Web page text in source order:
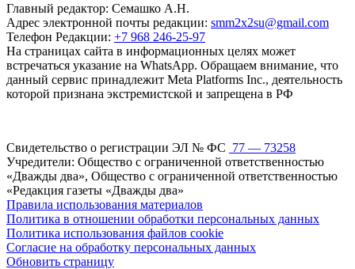
Главный редактор: Семашко А.Н.
Адрес электронной почты редакции: smm2x2su@gmail.com
Телефон Редакции: +7 968 246-25-97
На страницах сайта в информационных целях может
встречаться указание на WhatsApp. Обращаем внимание, что
данный сервис принадлежит Meta Platforms Inc., деятельность
которой признана экстремистской и запрещена в РФ
Свидетельство о регистрации ЭЛ № ФС 77 — 73258
Учредители: Общество с ограниченной ответственностью
«Дважды два», Общество с ограниченной ответственностью
«Редакция газеты «Дважды два»
Правила использования материалов
Политика в отношении обработки персональных данных
Политика использования файлов cookie
Согласие на обработку персональных данных
Обновить страницу